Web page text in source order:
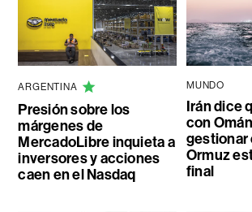
ARGENTINA
Presión sobre los
márgenes de
MercadoLibre inquieta a
inversores y acciones
caen en el Nasdaq
MUNDO
Irán dice
con
gestionar
Ormuz
final